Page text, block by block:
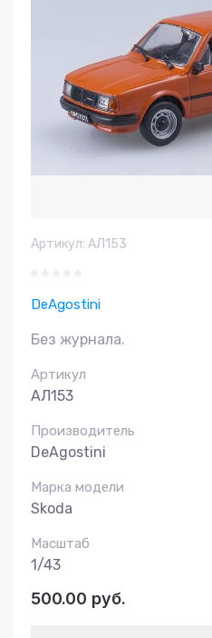
Артикул: АЛ153
DeAgostini
Без журнала.
Артикул
АЛ153
Производитель
DeAgostini
Марка модели
Skoda
Масштаб
1/43
500.00 руб.